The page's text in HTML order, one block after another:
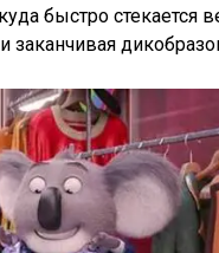
быстро стекается
заканчивая